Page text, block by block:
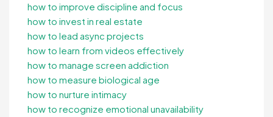
how to improve discipline and focus
how to invest in real estate
how to lead async projects
how to learn from videos effectively
how to manage screen addiction
how to measure biological age
how to nurture intimacy
how to recognize emotional unavailability